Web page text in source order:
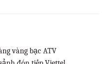
vàng bạc ATV